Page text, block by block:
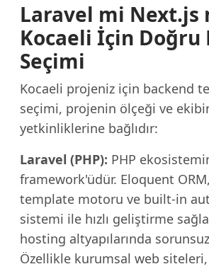
Laravel mi Next.js
Kocaeli İçin Doğru
Seçimi
Kocaeli projeniz için backend
seçimi, projenin ölçeği ve
yetkinliklerine bağlıdır:
Laravel (PHP): PHP
framework'üdür. Eloquent
template motoru ve built-in
sistemi ile hızlı geliştirme
hosting altyapılarında sorunsuz
Özellikle kurumsal web